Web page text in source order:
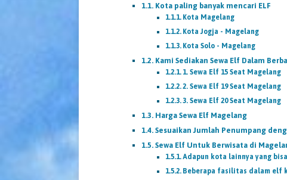
Kota paling banyak mencari ELF
Kota Magelang
Kota Jogja - Magelang
Kota Solo - Magelang
Kami Sediakan Sewa Elf Dalam
1. Sewa Elf 15 Seat Magelang
2. Sewa Elf 19 Seat Magelang
3. Sewa Elf 20 Seat Magelang
Harga Sewa Elf Magelang
Sesuaikan Jumlah Penumpang
Sewa Elf Untuk Berwisata di
Adapun kota lainnya yang
Beberapa fasilitas dalam elf